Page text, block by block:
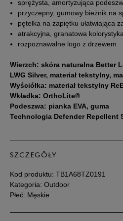
44 28 cm
45 29 cm
45,5 29,5 cm
Podane w centymetrach
sprężysta, amortyzująca
przyczepny, gumowy bieżnik na
pętelka na zapiętku ułatwiająca
atrakcyjna, granatowa kolorystyka
rozpoznawalne logo z drzewem
Wierzch: skóra naturalna Better
LWG Silver, materiał tekstylny,
Wyściółka: materiał tekstylny
Wkładka: OrthoLite®
Podeszwa: pianka EVA, guma
Technologia Defender Repellent
SZCZEGÓŁY
Kod produktu: TB1A68TZ0191
Kategoria: Outdoor
Płeć: Męskie